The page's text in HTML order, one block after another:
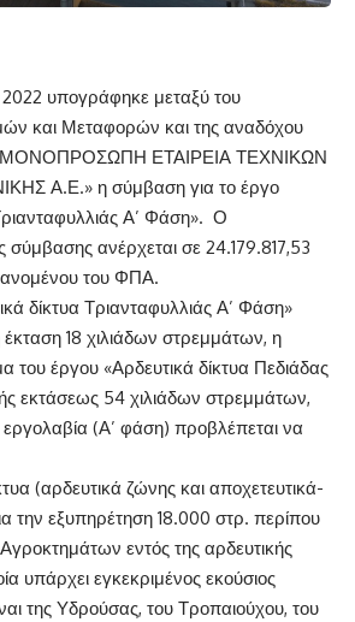
2022 υπογράφηκε μεταξύ του
και Μεταφορών και της αναδόχου
ΜΟΝΟΠΡΟΣΩΠΗ ΕΤΑΙΡΕΙΑ ΤΕΧΝΙΚΩΝ
Α.Ε.» η σύμβαση για το έργο
Α’ Φάση». Ο
σύμβασης ανέρχεται σε 24.179.817,53
του ΦΠΑ.
δίκτυα Τριανταφυλλιάς Α’ Φάση»
18 χιλιάδων στρεμμάτων, η
του έργου «Αρδευτικά δίκτυα Πεδιάδας
εκτάσεως 54 χιλιάδων στρεμμάτων,
(Α’ φάση) προβλέπεται να
(αρδευτικά ζώνης και αποχετευτικά-
την εξυπηρέτηση 18.000 στρ. περίπου
εντός της αρδευτικής
υπάρχει εγκεκριμένος εκούσιος
της Υδρούσας, του Τροπαιούχου, του